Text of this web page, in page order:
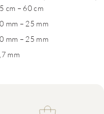
cm – 60 cm
mm – 25 mm
mm – 25 mm
mm